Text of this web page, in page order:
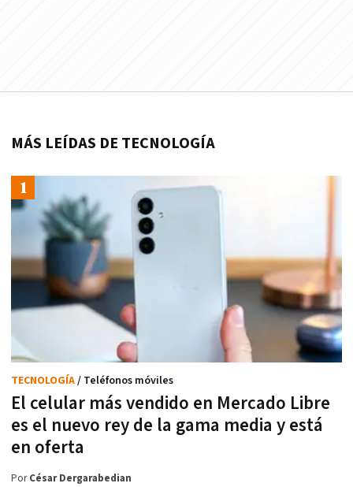
MÁS LEÍDAS DE TECNOLOGÍA
El celular más vendido en Mercado Libre
es el nuevo rey de la gama media y está
en oferta
TECNOLOGÍA/ Teléfonos móviles
PorCésar Dergarabedian